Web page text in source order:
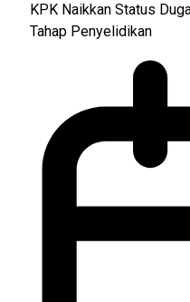
KPK Naikkan Status
Tahap Penyelidikan